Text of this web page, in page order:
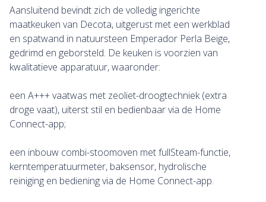
Aansluitend bevindt zich de volledig ingerichte
maatkeuken van Decota, uitgerust met een werkblad
en spatwand in natuursteen Emperador Perla Beige,
gedrimd en geborsteld. De keuken is voorzien van
kwalitatieve apparatuur, waaronder:
een A+++ vaatwas met zeoliet-droogtechniek (extra
droge vaat), uiterst stil en bedienbaar via de Home
Connect-app;
een inbouw combi-stoomoven met fullSteam-functie,
kerntemperatuurmeter, baksensor, hydrolische
reiniging en bediening via de Home Connect-app.